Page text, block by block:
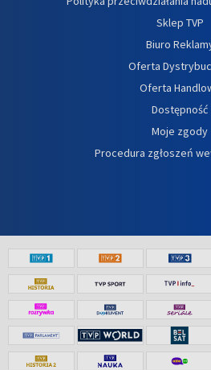
Sklep TVP
Biuro
Oferta
Oferta
Dostępność
Moje zgody
Procedura zgłoszeń